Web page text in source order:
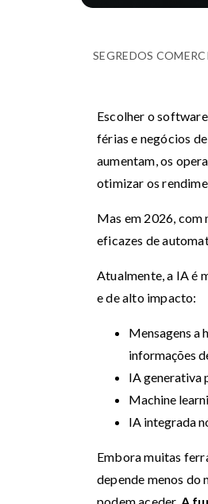
SEGREDOS
Escolher o
férias e negócios
aumentam, os
otimizar os
Mas em 2026, com
eficazes de
Atualmente, a IA é
e de alto impacto:
Mensagens a
informações
IA generativa
Machine
IA integrada
Embora muitas
depende menos do